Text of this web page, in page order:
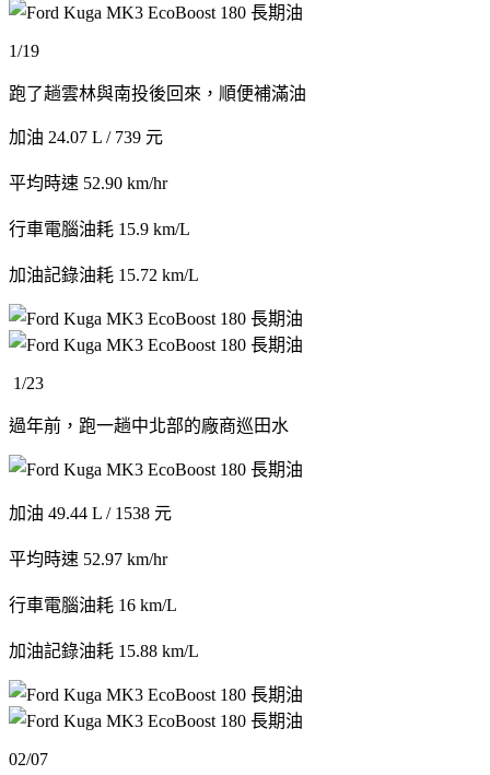
1/19
跑了趟雲林與南投後回來，順便補滿油
加油 24.07 L / 739 元
平均時速 52.90 km/hr
行車電腦油耗 15.9 km/L
加油記錄油耗 15.72 km/L
1/23
過年前，跑一趟中北部的廠商巡田水
加油 49.44 L / 1538 元
平均時速 52.97 km/hr
行車電腦油耗 16 km/L
加油記錄油耗 15.88 km/L
02/07